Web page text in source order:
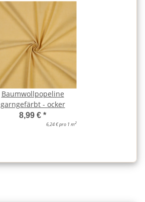
Baumwollpopeline
garngefärbt - ocker
8,99 € *
6,24 € pro 1 m2